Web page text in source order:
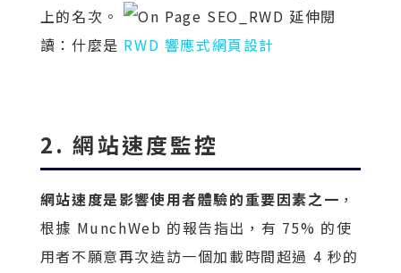
上的名次。
延伸閱
讀：什麼是 RWD 響應式網頁設計
2. 網站速度監控
網站速度是影響使用者體驗的重要因素之一 ，
根據 MunchWeb 的報告指出，有 75% 的使
用者不願意再次造訪一個加載時間超過 4 秒的